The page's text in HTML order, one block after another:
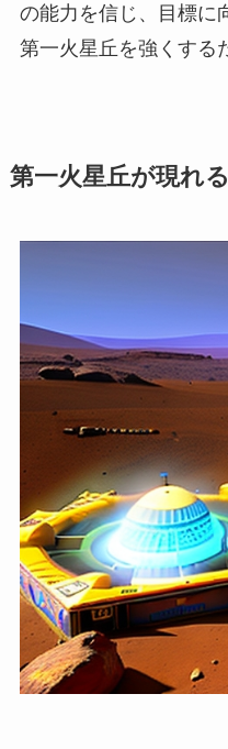
の能力を信じ、目標に
第一火星丘を強くする
第一火星丘が現れ